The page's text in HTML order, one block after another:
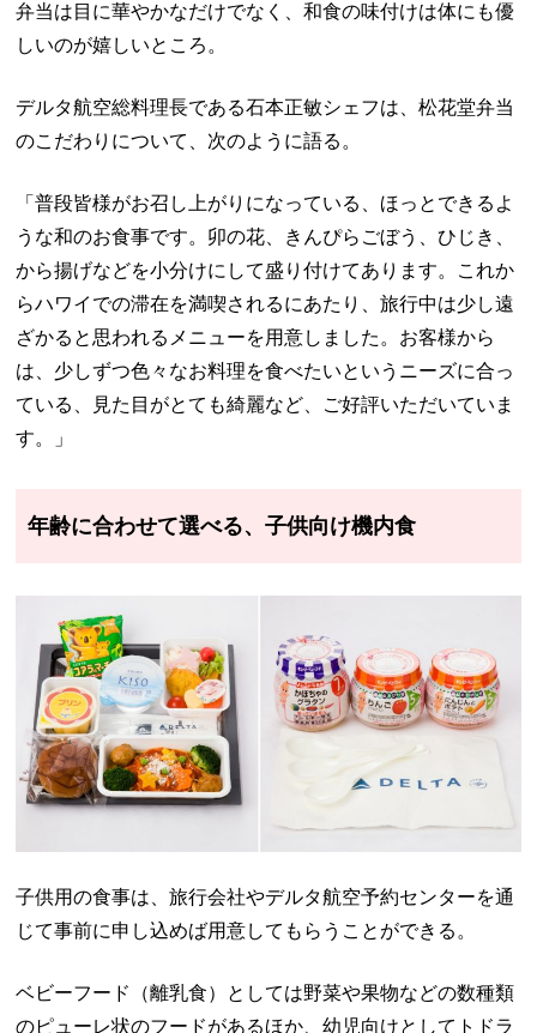
弁当は目に華やかなだけでなく、和食の味付けは体にも優
しいのが嬉しいところ。
デルタ航空総料理長である石本正敏シェフは、松花堂弁当
のこだわりについて、次のように語る。
「普段皆様がお召し上がりになっている、ほっとできるよ
うな和のお食事です。卯の花、きんぴらごぼう、ひじき、
から揚げなどを小分けにして盛り付けてあります。これか
らハワイでの滞在を満喫されるにあたり、旅行中は少し遠
ざかると思われるメニューを用意しました。お客様から
は、少しずつ色々なお料理を食べたいというニーズに合っ
ている、見た目がとても綺麗など、ご好評いただいていま
す。」
年齢に合わせて選べる、子供向け機内食
子供用の食事は、旅行会社やデルタ航空予約センターを通
じて事前に申し込めば用意してもらうことができる。
ベビーフード（離乳食）としては野菜や果物などの数種類
のピューレ状のフードがあるほか、幼児向けとしてトドラ